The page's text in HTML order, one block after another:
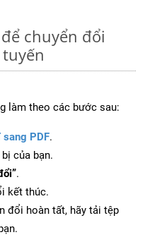
chuyển đổi
tuyến
làm theo các bước sau:
sang PDF.
của bạn.
.
kết thúc.
đổi hoàn tất, hãy tải tệp